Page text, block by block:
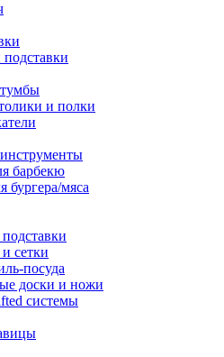
и полки
барбекю
бургера/мяса
сетки
посуда
доски и ножи
системы